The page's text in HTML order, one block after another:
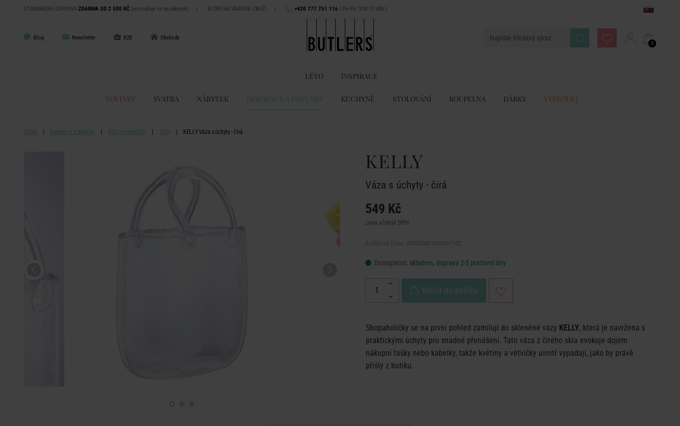
STANDARDNÍ DOPRAVA ZDARMA OD 2 500 KČ (nevztahuje se na nábytek) | 30 DNÍ NA VRÁCENÍ ZBOŽÍ | +420 777 751 116 ( Po-Pá: 9:00-17:00h )
Blog Newsletter B2B Obchody
0
LÉTO INSPIRACE
NOVINKY SVATBA NÁBYTEK DEKORACE A DOPLŇKY KUCHYNĚ STOLOVÁNÍ KOUPELNA DÁRKY VÝPRODEJ
Domů Dekorace a doplňky Vázy a květináče Vázy KELLY Váza s úchyty - čirá
KELLY
Váza s úchyty - čirá
549 Kč
cena včetně DPH
Dostupnost: skladem, doprava 2-5 pracovní dny
Vložit do košíku
Shopaholičky se na první pohled zamilují do skleněné vázy KELLY, která je navržena s
praktickými úchyty pro snadné přenášení. Tato váza z čirého skla evokuje dojem
nákupní tašky nebo kabelky, takže květiny a větvičky uvnitř vypadají, jako by právě
přišly z butiku.